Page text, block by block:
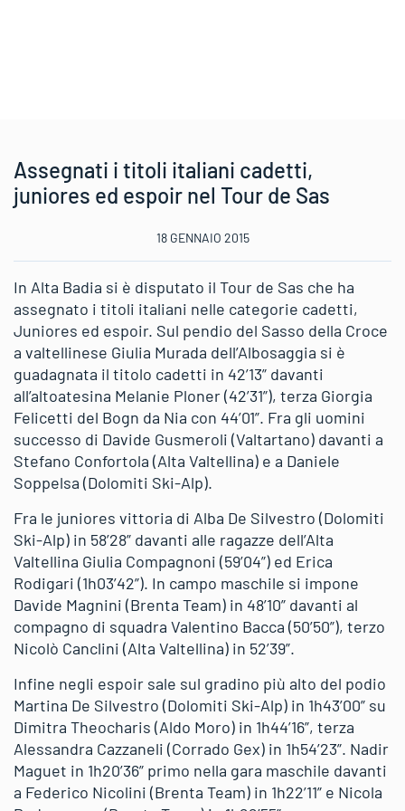
Assegnati i titoli italiani cadetti,
juniores ed espoir nel Tour de Sas
18 GENNAIO 2015
In Alta Badia si è disputato il Tour de Sas che ha
assegnato i titoli italiani nelle categorie cadetti,
Juniores ed espoir. Sul pendio del Sasso della Croce
a valtellinese Giulia Murada dell’Albosaggia si è
guadagnata il titolo cadetti in 42’13” davanti
all’altoatesina Melanie Ploner (42’31”), terza Giorgia
Felicetti del Bogn da Nia con 44’01”. Fra gli uomini
successo di Davide Gusmeroli (Valtartano) davanti a
Stefano Confortola (Alta Valtellina) e a Daniele
Soppelsa (Dolomiti Ski-Alp).
Fra le juniores vittoria di Alba De Silvestro (Dolomiti
Ski-Alp) in 58’28” davanti alle ragazze dell’Alta
Valtellina Giulia Compagnoni (59’04”) ed Erica
Rodigari (1h03’42”). In campo maschile si impone
Davide Magnini (Brenta Team) in 48’10” davanti al
compagno di squadra Valentino Bacca (50’50”), terzo
Nicolò Canclini (Alta Valtellina) in 52’39”.
Infine negli espoir sale sul gradino più alto del podio
Martina De Silvestro (Dolomiti Ski-Alp) in 1h43’00” su
Dimitra Theocharis (Aldo Moro) in 1h44’16”, terza
Alessandra Cazzaneli (Corrado Gex) in 1h54’23”. Nadir
Maguet in 1h20’36” primo nella gara maschile davanti
a Federico Nicolini (Brenta Team) in 1h22’11” e Nicola